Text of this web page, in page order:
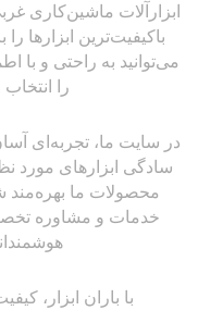
ابزارآلات ماشین‌کاری
باکیفیت‌ترین ابزارها
می‌توانید به راحتی و با
را
در سایت ما، تجربه‌ای
سادگی ابزارهای مورد
محصولات ما بهره‌مند
خدمات و مشاوره
با باران ابزار،